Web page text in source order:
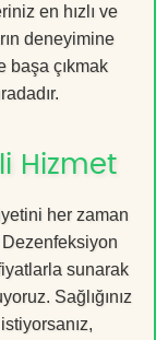
en hızlı ve
deneyimine
başa çıkmak
Hizmet
her zaman
sunarak
Sağlığınız